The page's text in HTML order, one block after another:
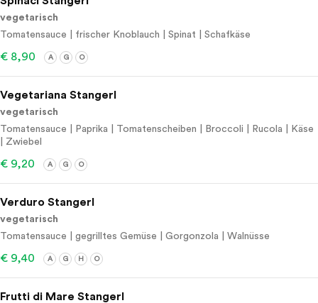
vegetarisch
Tomatensauce | frischer Knoblauch | Spinat | Schafkäse
€ 8,90 A G O
Vegetariana Stangerl
vegetarisch
Tomatensauce | Paprika | Tomatenscheiben | Broccoli | Rucola | Käse
| Zwiebel
€ 9,20 A G O
Verduro Stangerl
vegetarisch
Tomatensauce | gegrilltes Gemüse | Gorgonzola | Walnüsse
€ 9,40 A G H O
Frutti di Mare Stangerl